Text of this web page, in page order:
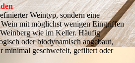
Weintyp, sondern eine
mit möglichst wenigen Eingriffen
wie im Keller. Häufig
oder biodynamisch angebaut,
minimal geschwefelt, gefiltert oder